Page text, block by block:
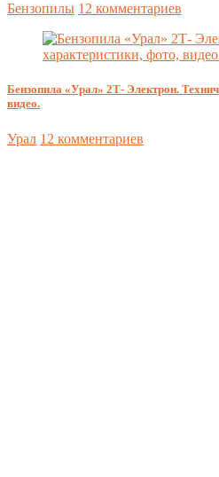
Бензопилы 12 комментариев
Бензопила «Урал» 2Т- Электрон.
видео.
Урал 12 комментариев